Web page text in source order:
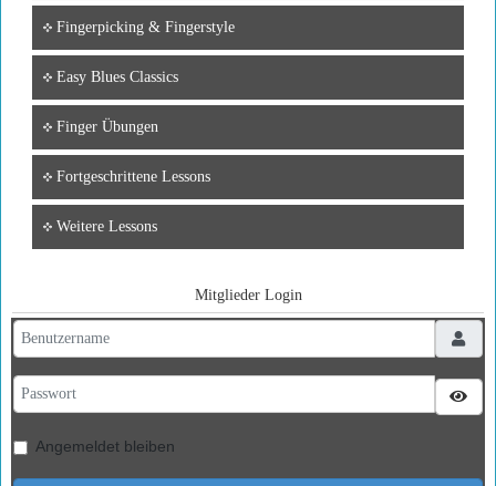
Fingerpicking & Fingerstyle
Easy Blues Classics
Finger Übungen
Fortgeschrittene Lessons
Weitere Lessons
Mitglieder Login
Benutzername
Passwort
Angemeldet bleiben